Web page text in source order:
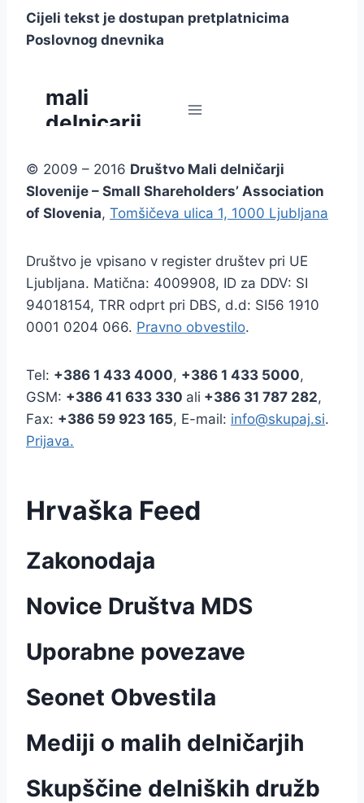
Cijeli tekst je dostupan pretplatnicima
Poslovnog dnevnika
© 2009 – 2016 Društvo Mali delničarji
Slovenije – Small Shareholders’ Association
of Slovenia, Tomšičeva ulica 1, 1000 Ljubljana
Društvo je vpisano v register društev pri UE
Ljubljana. Matična: 4009908, ID za DDV: SI
94018154, TRR odprt pri DBS, d.d: SI56 1910
0001 0204 066. Pravno obvestilo.
Tel: +386 1 433 4000, +386 1 433 5000,
GSM: +386 41 633 330 ali +386 31 787 282,
Fax: +386 59 923 165, E-mail: info@skupaj.si.
Prijava.
Hrvaška Feed
Zakonodaja
Novice Društva MDS
Uporabne povezave
Seonet Obvestila
Mediji o malih delničarjih
Skupščine delniških družb